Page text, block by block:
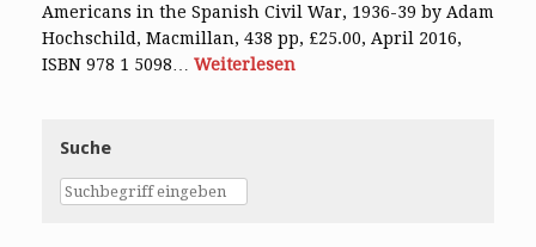
Americans in the Spanish Civil War, 1936-39 by Adam
Hochschild, Macmillan, 438 pp, £25.00, April 2016,
ISBN 978 1 5098… Weiterlesen
Suche